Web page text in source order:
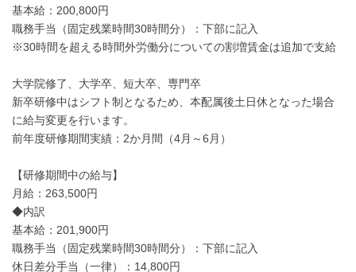
基本給：200,800円
職務手当（固定残業時間30時間分）：下部に記入
※30時間を超える時間外労働分についての割増賃金は追加で支給
大学院修了、大学卒、短大卒、専門卒
新卒研修中はシフト制となるため、本配属後土日休となった場合
に給与変更を行います。
前年度研修期間実績：2か月間（4月～6月）
【研修期間中の給与】
月給：263,500円
◆内訳
基本給：201,900円
職務手当（固定残業時間30時間分）：下部に記入
休日差分手当（一律）：14,800円